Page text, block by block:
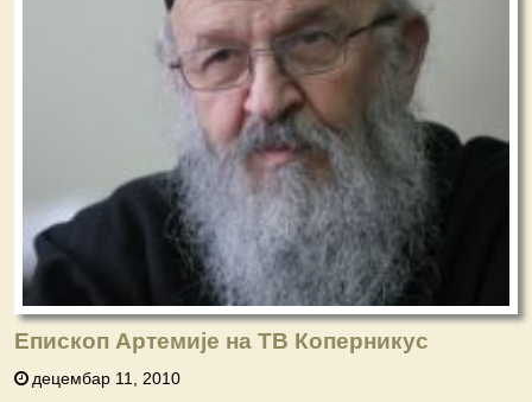
Епископ Артемије на ТВ Коперникус
децембар 11, 2010